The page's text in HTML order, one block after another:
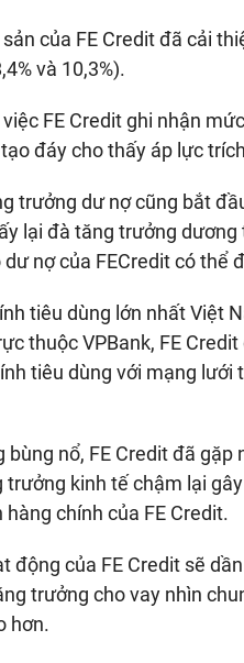
của FE Credit đã cải
và 10,3%).
FE Credit ghi nhận
đáy cho thấy áp lực
trưởng dư nợ cũng bắt
lại đà tăng trưởng
nợ của FECredit có thể
tiêu dùng lớn nhất Việt
thuộc VPBank, FE
tiêu dùng với mạng
nổ, FE Credit đã
trưởng kinh tế chậm lại
chính của FE Credit.
động của FE Credit sẽ
trưởng cho vay nhìn
hơn.